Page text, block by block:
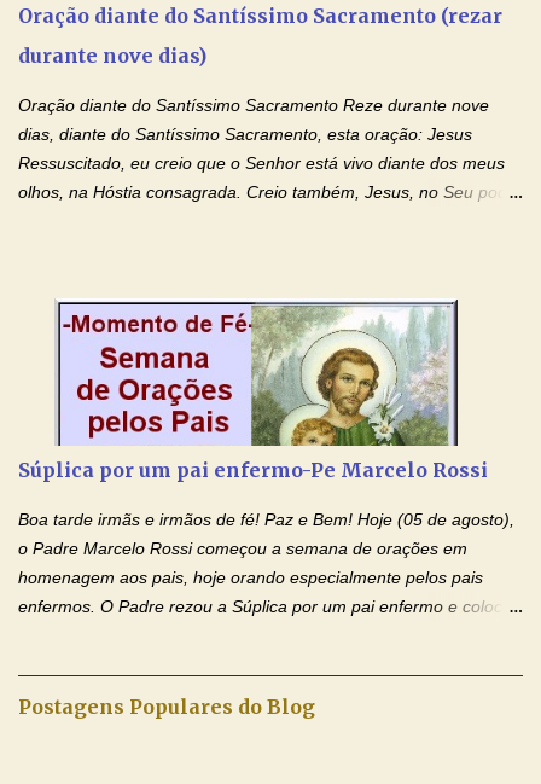
Mensagem do Padre Marcelo Rossi por E-mail: Amados!! Nesta
quarta feira, vamos orar pelas pessoas que sofrem com as
IMACULADO CORAÇÃO DE MAR...
Oração diante do Santíssimo Sacramento (rezar
durante nove dias)
Oração diante do Santíssimo Sacramento Reze durante nove
dias, diante do Santíssimo Sacramento, esta oração: Jesus
Ressuscitado, eu creio que o Senhor está vivo diante dos meus
olhos, na Hóstia consagrada. Creio também, Jesus, no Seu poder
creio, Jesus, e clamo que este Sangue seja agora derramado
sobre mim e sobre todos os meus familiares. Eu peço, Senhor
Jesus, que, pelo poder libertador e salvítico deste Sangue,
possamos nos livrar de toda opressão diabólica que possa estar
prejudicando a nossa família. Peço também que atenda, em
especial, este pedido que agora faço na Sua presença:
(apresente aqui o seu pedido...) Eu, desde já, agradeço de
coração, confiante que o Senhor me atenderá. Eu louvo o Pai por
ter nos dado o Senhor, Jesus, como presente de Páscoa. eu
agradeço de coração ao Espíri...
Súplica por um pai enfermo-Pe Marcelo Rossi
Boa tarde irmãs e irmãos de fé! Paz e Bem! Hoje (05 de agosto),
o Padre Marcelo Rossi começou a semana de orações em
homenagem aos pais, hoje orando especialmente pelos pais
enfermos. O Padre rezou a Súplica por um pai enfermo e colocou
de Nossa Senhora. Adriana dos Anjos-Devoção e Fé Mensagem
Postagens Populares do Blog